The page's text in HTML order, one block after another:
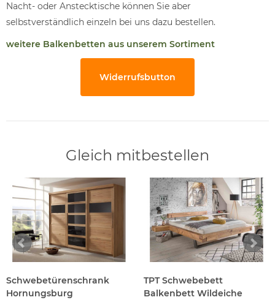
Nacht- oder Anstecktische können Sie aber
selbstverständlich einzeln bei uns dazu bestellen.
weitere Balkenbetten aus unserem Sortiment
Widerrufsbutton
Gleich mitbestellen
Schwebetürenschrank
Hornungsburg
TPT Schwebebett
Balkenbett Wildeiche